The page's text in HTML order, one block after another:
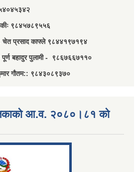
९८४५७८९५५६
: चेत प्रसाद काफ्ले ९८४४१९७१९४
पूर्ण बहादुर पुलामी - ९८६७६६७११०
गौतम:: ९८४३०८९३७०
आ.व. २०८०।८१ को